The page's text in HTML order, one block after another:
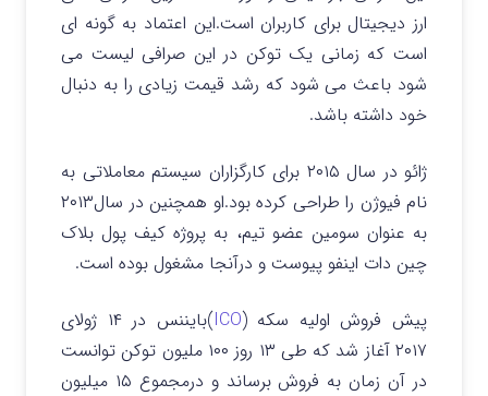
ارز دیجیتال برای کاربران است.این اعتماد به گونه ای
است که زمانی یک توکن در این صرافی لیست می
شود باعث می شود که رشد قیمت زیادی را به دنبال
خود داشته باشد.
ژائو در سال ۲۰۱۵ برای کارگزاران سیستم معاملاتی به
نام فیوژن را طراحی کرده بود.او همچنین در سال۲۰۱۳
به عنوان سومین عضو تیم، به پروژه کیف پول بلاک
چین دات اینفو پیوست و درآنجا مشغول بوده است.
پیش فروش اولیه سکه (ICO
)بایننس در ۱۴ ژولای
۲۰۱۷ آغاز شد که طی ۱۳ روز ۱۰۰ ملیون توکن توانست
در آن زمان به فروش برساند و درمجموع ۱۵ میلیون